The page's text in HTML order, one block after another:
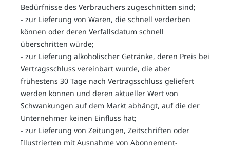
Bedürfnisse des Verbrauchers zugeschnitten sind;
- zur Lieferung von Waren, die schnell verderben
können oder deren Verfallsdatum schnell
überschritten würde;
- zur Lieferung alkoholischer Getränke, deren Preis bei
Vertragsschluss vereinbart wurde, die aber
frühestens 30 Tage nach Vertragsschluss geliefert
werden können und deren aktueller Wert von
Schwankungen auf dem Markt abhängt, auf die der
Unternehmer keinen Einfluss hat;
- zur Lieferung von Zeitungen, Zeitschriften oder
Illustrierten mit Ausnahme von Abonnement-